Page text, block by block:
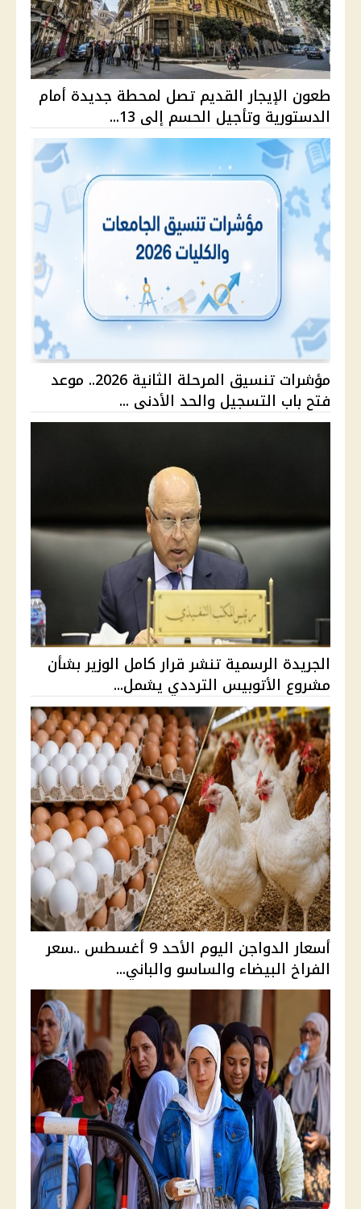
طعون الإيجار القديم تصل لمحطة جديدة أمام
الدستورية وتأجيل الحسم إلى 13...
مؤشرات تنسيق المرحلة الثانية 2026.. موعد
فتح باب التسجيل والحد الأدنى ...
الجريدة الرسمية تنشر قرار كامل الوزير بشأن
مشروع الأتوبيس الترددي يشمل...
أسعار الدواجن اليوم الأحد 9 أغسطس ..سعر
الفراخ البيضاء والساسو والباني...